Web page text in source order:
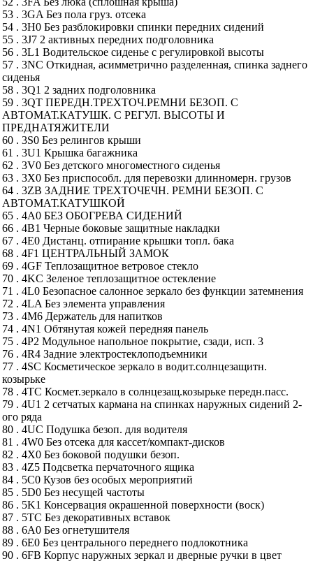
53 . 3GA Без пола груз. отсека
54 . 3H0 Без разблокировки спинки передних сидений
55 . 3J7 2 активных передних подголовника
56 . 3L1 Водительское сиденье с регулировкой высоты
57 . 3NC Откидная, асимметрично разделенная, спинка заднего
сиденья
58 . 3Q1 2 задних подголовника
59 . 3QT ПЕРЕДН.ТРЕХТОЧ.РЕМНИ БЕЗОП. С
АВТОМАТ.КАТУШК. С РЕГУЛ. ВЫСОТЫ И
ПРЕДНАТЯЖИТЕЛИ
60 . 3S0 Без релингов крыши
61 . 3U1 Крышка багажника
62 . 3V0 Без детского многоместного сиденья
63 . 3X0 Без приспособл. для перевозки длинномерн. грузов
64 . 3ZB ЗАДНИЕ ТРЕХТОЧЕЧН. РЕМНИ БЕЗОП. С
АВТОМАТ.КАТУШКОЙ
65 . 4A0 БЕЗ ОБОГРЕВА СИДЕНИЙ
66 . 4B1 Черные боковые защитные накладки
67 . 4E0 Дистанц. отпирание крышки топл. бака
68 . 4F1 ЦЕНТРАЛЬНЫЙ ЗАМОК
69 . 4GF Теплозащитное ветровое стекло
70 . 4KC Зеленое теплозащитное остекление
71 . 4L0 Безопасное салонное зеркало без функции затемнения
72 . 4LA Без элемента управления
73 . 4M6 Держатель для напитков
74 . 4N1 Обтянутая кожей передняя панель
75 . 4P2 Модульное напольное покрытие, сзади, исп. 3
76 . 4R4 Задние электростеклоподъемники
77 . 4SC Косметическое зеркало в водит.солнцезащитн.
козырьке
78 . 4TC Космет.зеркало в солнцезащ.козырьке передн.пасс.
79 . 4U1 2 сетчатых кармана на спинках наружных сидений 2-
ого ряда
80 . 4UC Подушка безоп. для водителя
81 . 4W0 Без отсека для кассет/компакт-дисков
82 . 4X0 Без боковой подушки безоп.
83 . 4Z5 Подсветка перчаточного ящика
84 . 5C0 Кузов без особых мероприятий
85 . 5D0 Без несущей частоты
86 . 5K1 Консервация окрашенной поверхности (воск)
87 . 5TC Без декоративных вставок
88 . 6A0 Без огнетушителя
89 . 6E0 Без центрального переднего подлокотника
90 . 6FB Корпус наружных зеркал и дверные ручки в цвет